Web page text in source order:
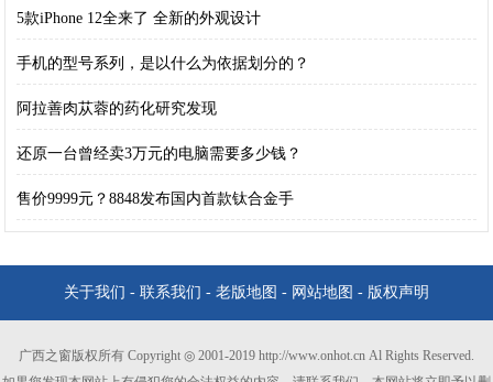
5款iPhone 12全来了 全新的外观设计
手机的型号系列，是以什么为依据划分的？
阿拉善肉苁蓉的药化研究发现
还原一台曾经卖3万元的电脑需要多少钱？
售价9999元？8848发布国内首款钛合金手
关于我们 - 联系我们 - 老版地图 - 网站地图 - 版权声明
广西之窗版权所有 Copyright ◎ 2001-2019 http://www.onhot.cn Al Rights Reserved.